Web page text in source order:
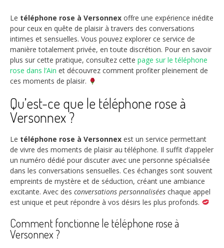
Le téléphone rose à Versonnex offre une expérience inédite
pour ceux en quête de plaisir à travers des conversations
intimes et sensuelles. Vous pouvez explorer ce service de
manière totalement privée, en toute discrétion. Pour en savoir
plus sur cette pratique, consultez cette page sur le téléphone
rose dans l’Ain et découvrez comment profiter pleinement de
ces moments de plaisir.
Qu’est-ce que le téléphone rose à
Versonnex ?
Le téléphone rose à Versonnex est un service permettant
de vivre des moments de plaisir au téléphone. Il suffit d’appeler
un numéro dédié pour discuter avec une personne spécialisée
dans les conversations sensuelles. Ces échanges sont souvent
empreints de mystère et de séduction, créant une ambiance
excitante. Avec des conversations personnalisées chaque appel
est unique et peut répondre à vos désirs les plus profonds.
Comment fonctionne le téléphone rose à
Versonnex ?